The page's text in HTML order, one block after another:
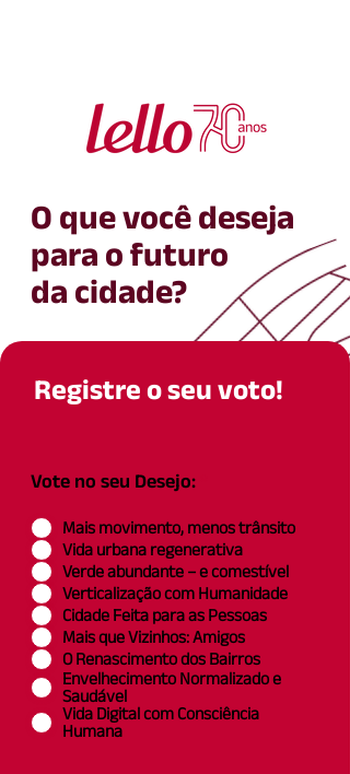
O que você deseja
para o futuro
da cidade?
Registre o seu voto!
Vote no seu Desejo:
Mais movimento, menos trânsito
Vida urbana regenerativa
Verde abundante – e comestível
Verticalização com Humanidade
Cidade Feita para as Pessoas
Mais que Vizinhos: Amigos
O Renascimento dos Bairros
Envelhecimento Normalizado e
Saudável
Vida Digital com Consciência
Humana